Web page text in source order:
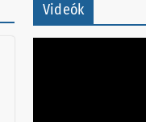
Videók